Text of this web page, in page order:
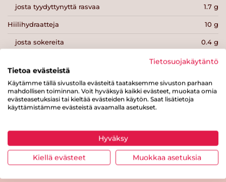
josta tyydyttynyttä rasvaa 1.7 g
Hiilihydraatteja 10 g
josta sokereita 0.4 g
1.9 g
Suolaa 0.9 g
Tulosta sivu Jaa tuote
Tietosuojakäytäntö
Tietoa evästeistä
Käytämme tällä sivustolla evästeitä taataksemme sivuston parhaan
mahdollisen toiminnan. Voit hyväksyä kaikki evästeet, muokata omia
evästeasetuksiasi tai kieltää evästeiden käytön. Saat lisätietoja
käyttämistämme evästeistä avaamalla asetukset.
Hyväksy
Kiellä evästeet Muokkaa asetuksia